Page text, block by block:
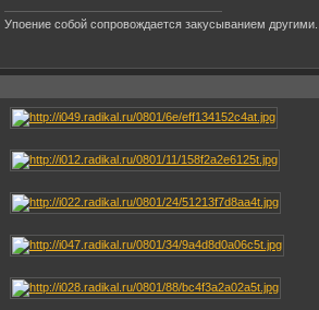
Упоение собой сопровождается закусыванием другими...